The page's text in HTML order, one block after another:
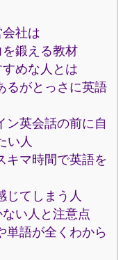
社は
鍛える教材
めな人とは
るがとっさに英語
ン英会話の前に自
い人
キマ時間で英語を
じてしまう人
い人と注意点
単語が全くわから